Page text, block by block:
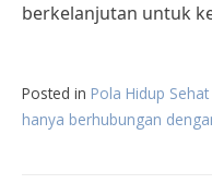
berkelanjutan untuk
Posted in Pola Hidup Sehat
hanya berhubungan